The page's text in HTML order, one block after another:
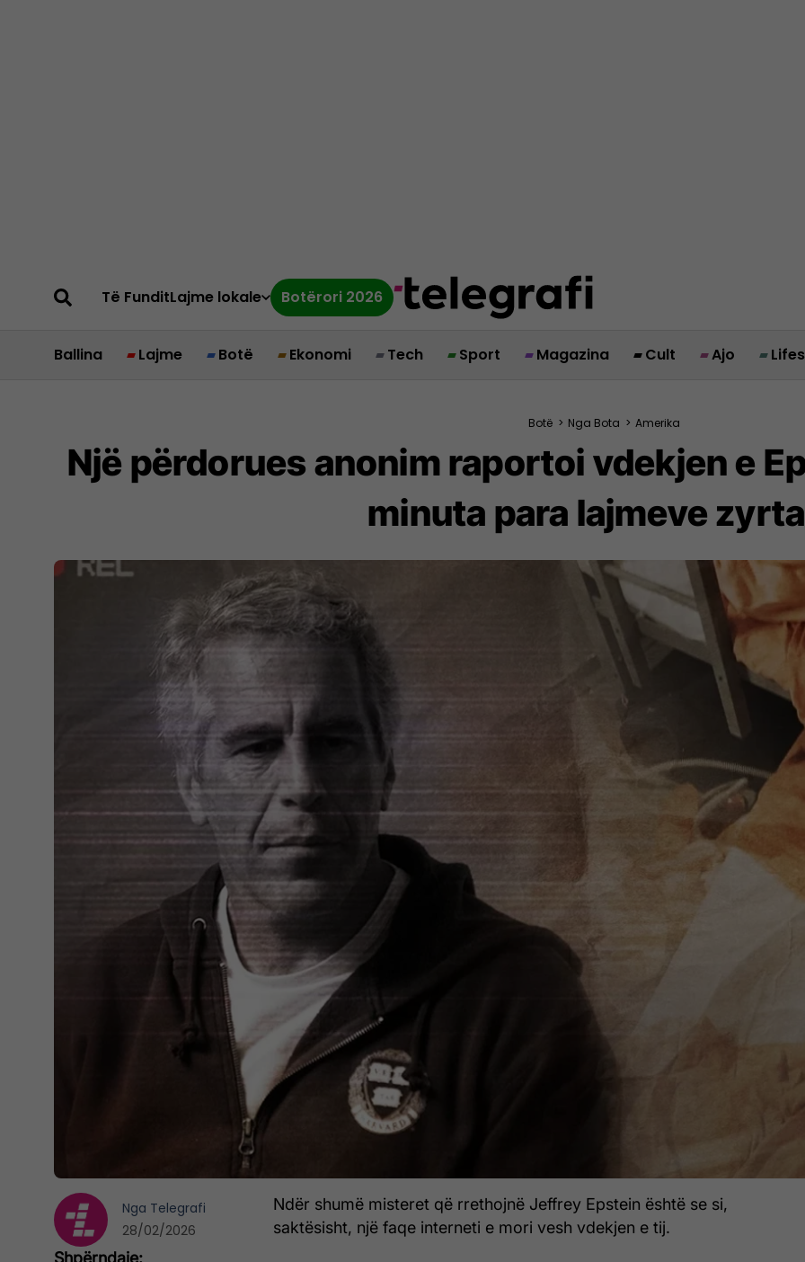
Të FunditLajme lokale Botërori 2026
Ballina Lajme Botë Ekonomi Tech Sport Magazina Cult Ajo
Botë > Nga Bota > Amerika
Një përdorues anonim raportoi vdekjen e
minuta para lajmeve
Ndër shumë misteret që rrethojnë Jeffrey Epstein është se si,
saktësisht, një faqe interneti e mori vesh vdekjen e tij.
Nga Telegrafi
28/02/2026